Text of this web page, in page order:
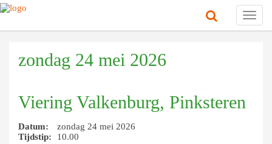
zondag 24 mei 2026
Viering Valkenburg, Pinksteren
Datum:
zondag 24 mei 2026
Tijdstip:
10.00